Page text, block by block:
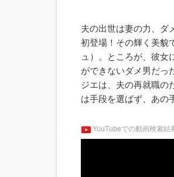
夫の出世は妻の力、ダ
初登場！その輝く美貌
ュ）。ところが、彼
ができないダメ男だっ
ジエは、夫の再就職の
は手段を選ばず、あの
YouTubeでの動画検索結